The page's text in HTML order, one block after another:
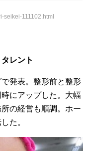
seikei-111102.html
レント
発表。整形前と整形
にアップした。 大幅
の経営も順調。 ホー
た。